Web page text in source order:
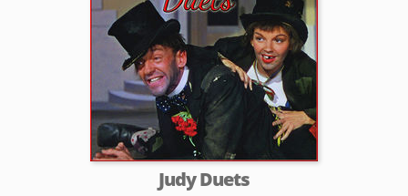
Judy Duets